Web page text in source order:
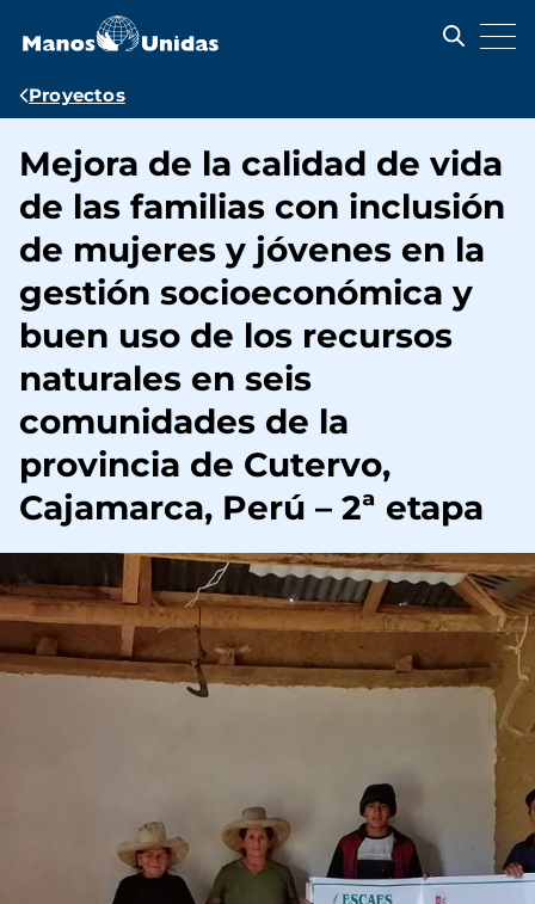
contenido
Ruta
navegación
Proyectos
Mejora de la calidad de vida
de las familias con inclusión
de mujeres y jóvenes en la
gestión socioeconómica y
buen uso de los recursos
naturales en seis
comunidades de la
provincia de Cutervo,
Cajamarca, Perú – 2ª etapa